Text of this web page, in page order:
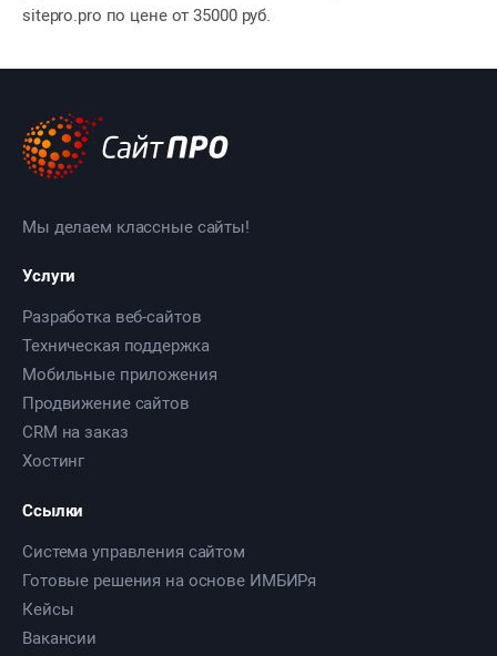
sitepro.pro по цене от 35000 руб.
Мы делаем классные сайты!
Услуги
Разработка веб-сайтов
Техническая поддержка
Мобильные приложения
Продвижение сайтов
CRM на заказ
Хостинг
Ссылки
Система управления сайтом
Готовые решения на основе ИМБИРя
Кейсы
Вакансии